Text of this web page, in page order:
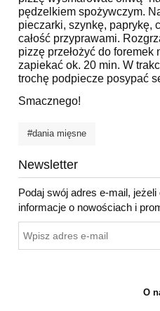
pędzelkiem spożywczym.
pieczarki, szynkę, paprykę,
całość przyprawami.
pizzę przełożyć do
zapiekać ok. 20 min. W
trochę podpiecze posypać
Smacznego!
#dania mięsne
Newsletter
Podaj swój adres e-mail,
informacje o nowościach i
O